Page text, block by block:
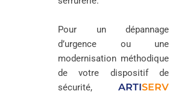
Pour un dépannage
d’urgence ou une
modernisation méthodique
de votre dispositif de
sécurité, ARTISERV